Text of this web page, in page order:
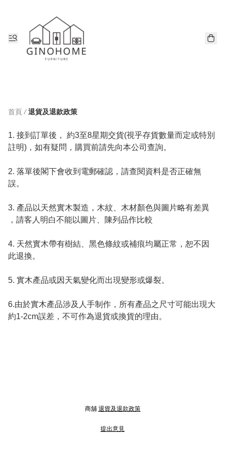
首頁 / 退貨及退款政策
1. 接到訂單後， 約3至8星期交貨(視乎存貨數量而定或特別
註明)，如有疑問，購買前請先向本公司查詢。
2. 落單後閣下會收到電郵確認，請查閱資料是否正確無
誤。
3. 產品以天然實木製造，木紋、木材顏色與圖片略有差異
，請客人明白不能以圖片、陳列品作比較
4. 天然實木帶有樹結、黑色條紋或補痕均屬正常，恕不因
此退換。
5. 實木產品或因天氣變化而出現變形或爆裂。
6.由於實木產品涉及人手制作，所有產品之尺寸可能出現大
約1-2cm誤差，不可作為退貨或換貨的理由。
商舖 退貨及退款政策
提出意見